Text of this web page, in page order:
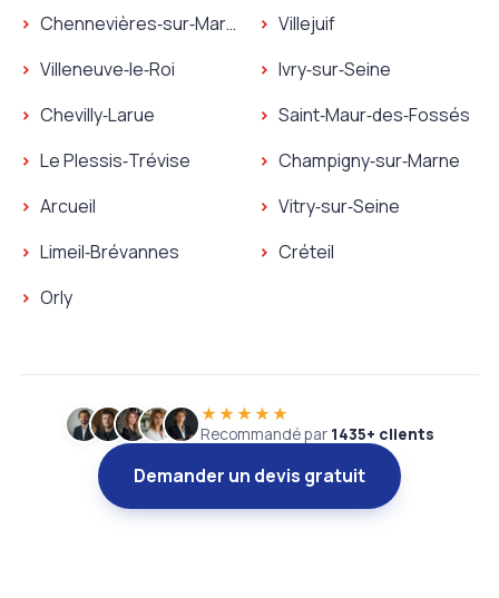
Plombier Joinville‑le‑Pont
Chennevières‑sur‑Marne
Plombier Chennevières‑sur‑Marne
Villeneuve‑le‑Roi
Plombier Villeneuve‑le‑Roi
Chevilly‑Larue
Plombier Chevilly‑Larue
Le Plessis‑Trévise
Plombier Le Plessis‑Trévise
Arcueil
Plombier Arcueil
Limeil‑Brévannes
Orly
Plombier
Villejuif
Plombier Villejuif
Ivry‑sur‑Seine
Plombier Ivry‑sur‑Seine
Saint‑Maur‑des‑Fossés
Plombier
Champigny‑sur‑Marne
Plombier
Vitry‑sur‑Seine
Plombier Vitry‑sur‑Seine
Créteil
★★★★★
Recommandé par 1435+ clients
Demander un devis gratuit